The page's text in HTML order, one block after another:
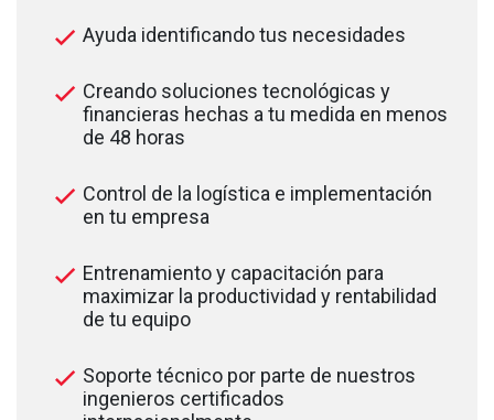
Ayuda identificando tus necesidades
Creando soluciones tecnológicas y
financieras hechas a tu medida en menos
de 48 horas
Control de la logística e implementación
en tu empresa
Entrenamiento y capacitación para
maximizar la productividad y rentabilidad
de tu equipo
Soporte técnico por parte de nuestros
ingenieros certificados